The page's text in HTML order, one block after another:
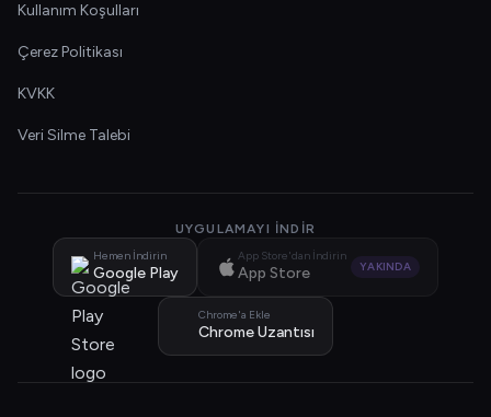
Kullanım Koşulları
Çerez Politikası
KVKK
Veri Silme Talebi
UYGULAMAYI İNDIR
Hemen İndirin
Google Play
App Store'dan İndirin
App Store YAKINDA
Chrome'a Ekle
Chrome Uzantısı